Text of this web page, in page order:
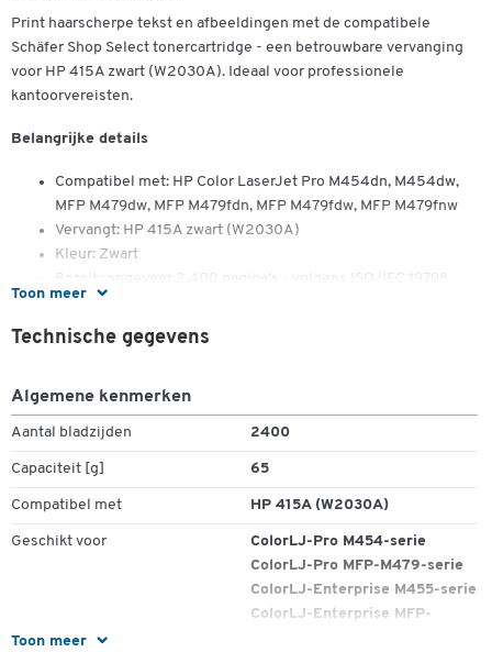
Toon meer
Print haarscherpe tekst en afbeeldingen met de compatibele
Schäfer Shop Select tonercartridge - een betrouwbare vervanging
voor HP 415A zwart (W2030A). Ideaal voor professionele
kantoorvereisten.
Belangrijke details
Compatibel met: HP Color LaserJet Pro M454dn, M454dw,
MFP M479dw, MFP M479fdn, MFP M479fdw, MFP M479fnw
Vervangt: HP 415A zwart (W2030A)
Kleur: Zwart
Bereik: ongeveer 2.400 pagina's - volgens ISO/IEC 19798
Gewicht navulling: 65 g
Toon meer
Technische gegevens
Algemene kenmerken
Aantal bladzijden 2400
Capaciteit [g] 65
Compatibel met HP 415A (W2030A)
Geschikt voor
ColorLJ-Pro M454-serie
ColorLJ-Pro MFP-M479-serie
ColorLJ-Enterprise M455-serie
ColorLJ-Enterprise MFP-